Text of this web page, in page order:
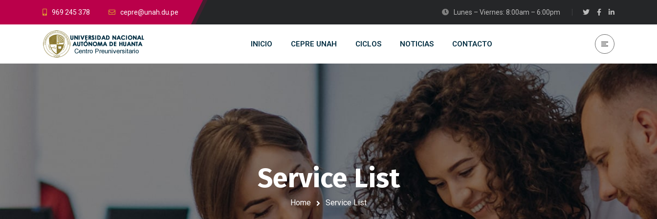
969 245 378 cepre@unah.du.pe Lunes – Viernes: 8:00am – 6:00pm
INICIO CEPRE UNAH CICLOS NOTICIAS CONTACTO
Service List
Home Service List